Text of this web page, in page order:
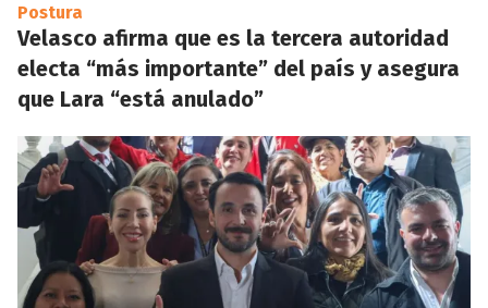
Postura
Velasco afirma que es la tercera autoridad
electa “más importante” del país y asegura
que Lara “está anulado”